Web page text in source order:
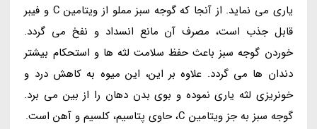
یاری می نماید. از آنجا که گوجه سبز مملو از ویتامین C و فیبر
قابل جذب است، مصرف آن مانع انسداد و نفخ می گردد.
خوردن گوجه سبز باعث حفظ سلامت لثه ها و استحکام بیشتر
دندان ها می گردد. علاوه بر این، این میوه به کاهش درد و
خونریزی لثه یاری نموده و بوی بدن دهان را از بین می برد.
گوجه سبز به جز ویتامین C، حاوی پتاسیم، کلسیم و آهن است.